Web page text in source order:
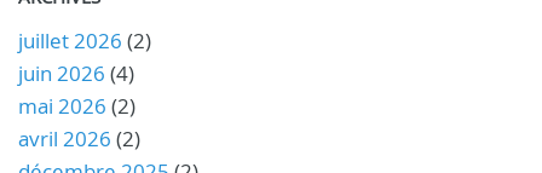
juillet 2026 (2)
juin 2026 (4)
mai 2026 (2)
avril 2026 (2)